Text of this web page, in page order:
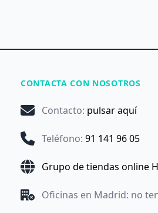
CONTACTA CON NOSOTROS
Contacto: pulsar aquí
Teléfono: 91 141 96 05
Grupo de tiendas online
Oficinas en Madrid: no